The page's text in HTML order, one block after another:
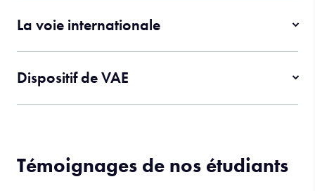
La voie internationale
Dispositif de VAE
Témoignages de nos étudiants